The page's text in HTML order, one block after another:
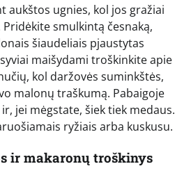
aukštos ugnies, kol jos gražiai
smulkintą česnaką,
šiaudeliais pjaustytas
maišydami troškinkite apie
kol daržovės suminkštės,
malonų traškumą. Pabaigoje
jei mėgstate, šiek tiek medaus.
ryžiais arba kuskusu.
ir makaronų troškinys